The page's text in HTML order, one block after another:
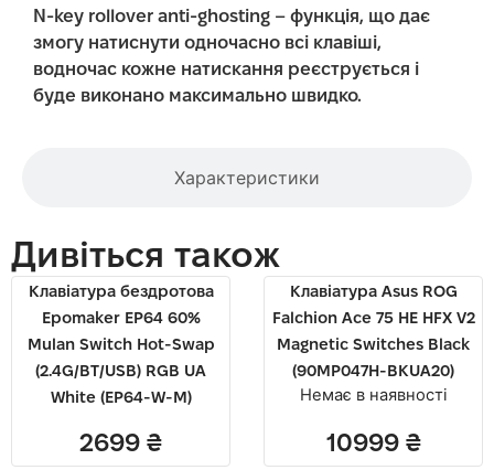
Характеристики
N-key rollover anti-ghosting – функція, що дає
змогу натиснути одночасно всі клавіші,
водночас кожне натискання реєструється і
буде виконано максимально швидко.
Дивіться також
Клавіатура бездротова
Epomaker EP64 60%
Mulan Switch Hot-Swap
(2.4G/BT/USB) RGB UA
White (EP64-W-M)
2699 ₴
Клавiатура Asus ROG
Falchion Ace 75 HE HFX V2
Magnetic Switches Black
(90MP047H-BKUA20)
Немає в наявності
10999 ₴